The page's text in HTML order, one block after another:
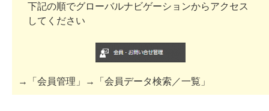
下記の順でグローバルナビゲーションからアクセス
してください
→「会員管理」→「会員データ検索／一覧」